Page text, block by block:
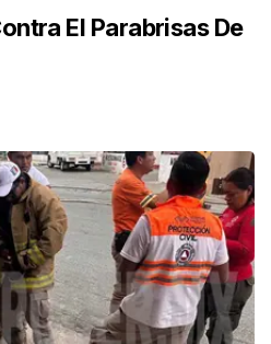
El Parabrisas De